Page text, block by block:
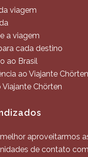
viagem
a viagem
cada destino
ao Brasil
ao Viajante Chörten
Viajante Chörten
aproveitarmos
de contato com